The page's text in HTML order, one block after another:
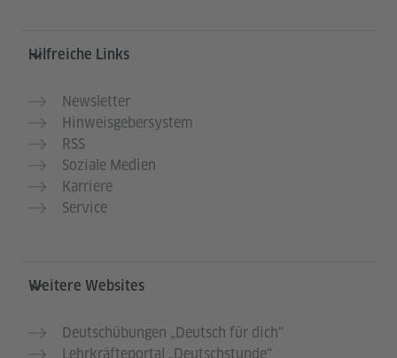
Hilfreiche Links
Newsletter
Hinweisgebersystem
RSS
Soziale Medien
Karriere
Service
Weitere Websites
Deutschübungen „Deutsch für dich“
Lehrkräfteportal „Deutschstunde“